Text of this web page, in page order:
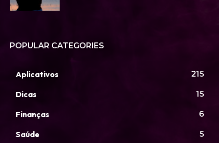
POPULAR CATEGORIES
Aplicativos 215
Dicas 15
Finanças 6
Saúde 5